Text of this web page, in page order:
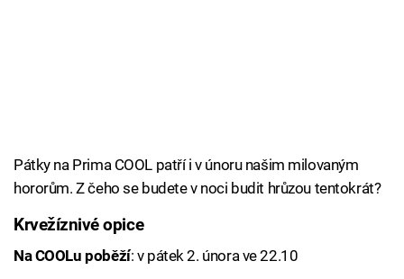
Pátky na Prima COOL patří i v únoru našim milovaným
hororům. Z čeho se budete v noci budit hrůzou tentokrát?
Krvežíznivé opice
Na COOLu poběží: v pátek 2. února ve 22.10